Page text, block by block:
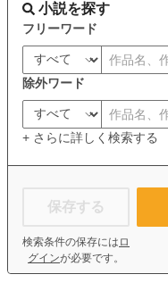
小説を探す
フリーワード
除外ワード
+ さらに詳しく検索する
保存する
検索条件の保存には ロ
グインが必要です。